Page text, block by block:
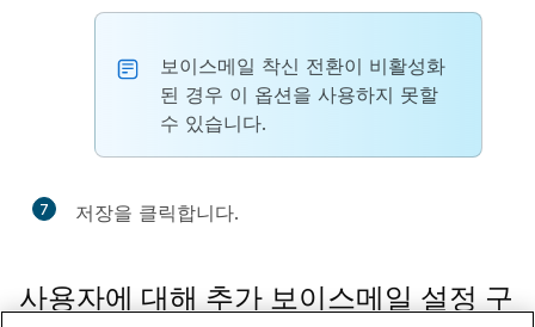
보이스메일 착신 전환이 비활성화
된 경우 이 옵션을 사용하지 못할
수 있습니다.
7 저장을 클릭합니다.
사용자에 대해 추가 보이스메일 설정 구